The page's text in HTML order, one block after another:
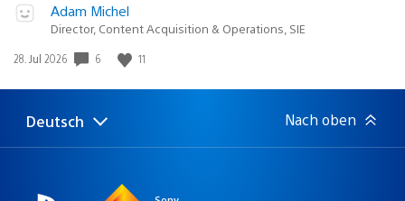
Adam Michel
Director, Content Acquisition & Operations, SIE
Veröffentlichungsdatum:
28. Jul 2026 6 11
Select
Aktuelle
Deutsch Nach oben